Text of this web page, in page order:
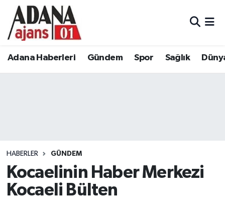
Adana Haberleri Gündem Spor Sağlık
HABERLER GÜNDEM
Kocaelinin Haber Merkezi
Kocaeli Bülten
Adana Haberleri
Siyaset
Adana Nöbetçi Eczaneler
Tüm Manşetler
Son Dakika Haberleri